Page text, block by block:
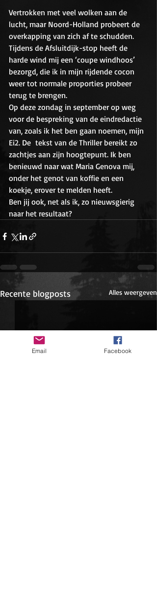
Vertrokken met veel wolken aan de
lucht, maar Noord-Holland probeert de
overkapping van zich af te schudden.
Tijdens de Afsluitdijk-stop heeft de
harde wind mij een ‘coupe windhoos’
bezorgd, die ik in mijn rijdende cocon
weer tot normale proporties probeer
terug te brengen.
Op deze zondag in september op weg
voor de bespreking van de eindredactie
van, zoals ik het ben gaan noemen, mijn
Ei2. De  tekst van de Thriller bereikt zo
zachtjes aan zijn hoogtepunt. Ik ben
benieuwd naar wat Maria Genova mij,
onder het genot van koffie en een
koekje, erover te melden heeft.
Ben jij ook, net als ik, zo nieuwsgierig
naar het resultaat?
Recente blogposts Alles weergeven
Email Facebook